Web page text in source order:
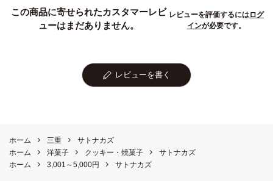
この商品に寄せられたカスタマーレビ
ューはまだありません。
レビューを評価するにはログ
インが必要です。
レビューを書く
ホーム 三重
サトナカズ
ホーム
洋菓子 クッキー・焼菓子
サトナカズ
ホーム
3,001～5,000円 サトナカズ